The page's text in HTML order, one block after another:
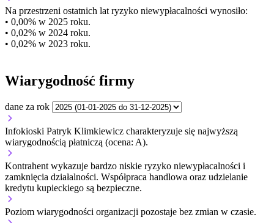
Na przestrzeni ostatnich lat ryzyko niewypłacalności wynosiło:
• 0,00% w 2025 roku.
• 0,02% w 2024 roku.
• 0,02% w 2023 roku.
Wiarygodność firmy
dane za rok
Infokioski Patryk Klimkiewicz charakteryzuje się najwyższą
wiarygodnością płatniczą (ocena: A).
Kontrahent wykazuje bardzo niskie ryzyko niewypłacalności i
zamknięcia działalności. Współpraca handlowa oraz udzielanie
kredytu kupieckiego są bezpieczne.
Poziom wiarygodności organizacji pozostaje bez zmian w czasie.